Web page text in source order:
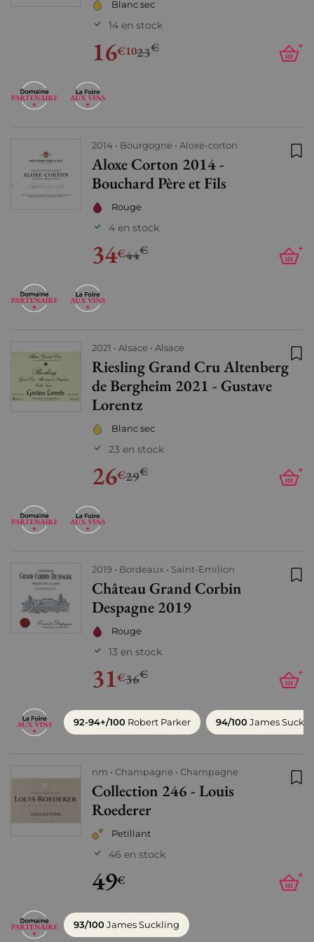
Blanc sec
14 en stock
16€1023€ +
2014 Bourgogne Aloxe-corton
Aloxe Corton 2014 -
Bouchard Père et Fils
Rouge
4 en stock
34€44€ +
2021 Alsace Alsace
Riesling Grand Cru Altenberg
de Bergheim 2021 - Gustave
Lorentz
Blanc sec
23 en stock
26€29€ +
2019 Bordeaux Saint-Emilion
Château Grand Corbin
Despagne 2019
Rouge
13 en stock
31€36€ +
92-94+/100 Robert Parker 94/100James
nm Champagne Champagne
Collection 246 - Louis
Roederer
Petillant
46 en stock
49€ +
93/100James Suckling